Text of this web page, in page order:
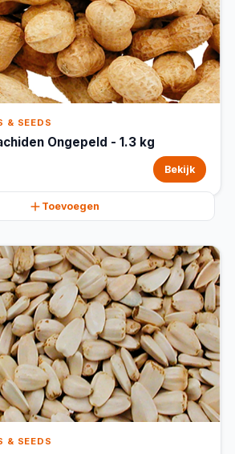
& SEEDS
Ongepeld - 1.3 kg
Bekijk
Toevoegen
& SEEDS